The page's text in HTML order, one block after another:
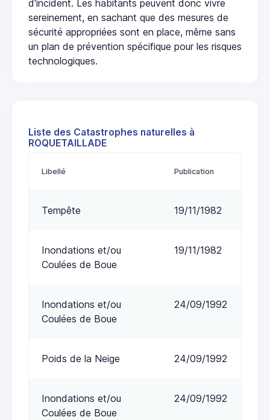
d'incident. Les habitants peuvent donc vivre
sereinement, en sachant que des mesures de
sécurité appropriées sont en place, même sans
un plan de prévention spécifique pour les risques
technologiques.
Liste des Catastrophes naturelles à
ROQUETAILLADE
Libellé Publication
Tempête 19/11/1982
Inondations et/ou
Coulées de Boue
19/11/1982
Inondations et/ou
Coulées de Boue
24/09/1992
Poids de la Neige 24/09/1992
Inondations et/ou
Coulées de Boue
24/09/1992